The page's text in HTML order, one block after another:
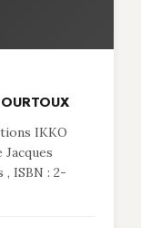
IKKO
Jacques
, ISBN : 2-